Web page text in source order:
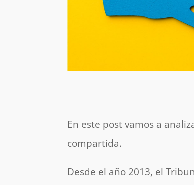
En este post vamos a
compartida.
Desde el año 2013, el